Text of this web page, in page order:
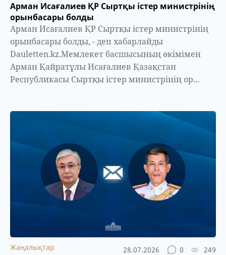
Арман Исағалиев ҚР Сыртқы істер министрінің
орынбасары болды
Арман Исағалиев ҚР Сыртқы істер министрінің
орынбасары болды, - деп хабарлайды
Dauletten.kz.Мемлекет басшысының өкімімен
Арман Қайратұлы Исағалиев Қазақстан
Республикасы Сыртқы істер министрінің ор...
Жаңалықтар 28.07.2026 0 249